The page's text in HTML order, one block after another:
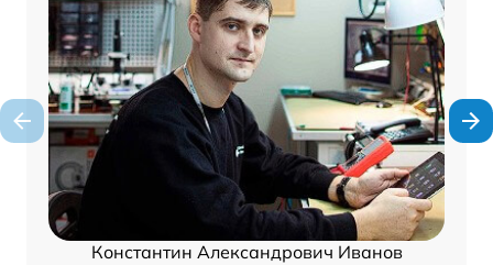
Константин Александрович Иванов